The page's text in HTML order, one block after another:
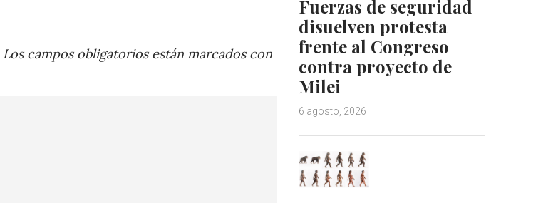
Los campos obligatorios están marcados con
Fuerzas de seguridad
disuelven protesta
frente al Congreso
contra proyecto de
Milei
6 agosto, 2026